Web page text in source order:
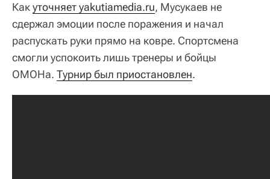
Какуточняет yakutiamedia.ru, Мусукаев не
сдержал эмоции после поражения и начал
распускать руки прямо на ковре. Спортсмена
смогли успокоить лишь тренеры и бойцы
ОМОНа. Турнир был приостановлен.